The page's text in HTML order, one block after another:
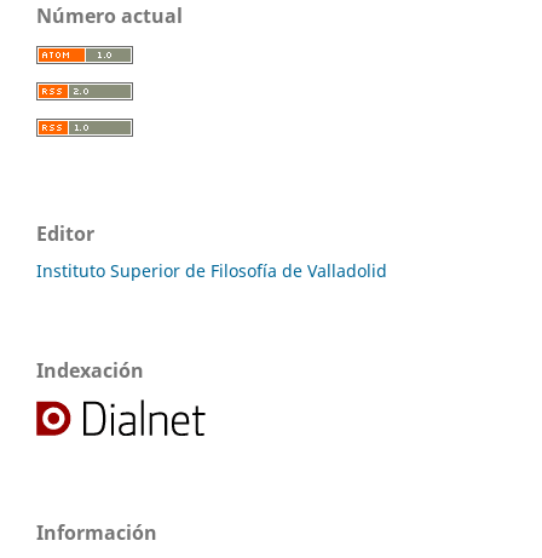
Número actual
Editor
Instituto Superior de Filosofía de Valladolid
Indexación
Información